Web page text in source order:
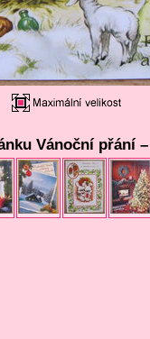
Vánoční přání